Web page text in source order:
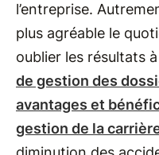
l’entreprise.
plus agréable le
oublier les résultats
de gestion des
avantages et
gestion de la